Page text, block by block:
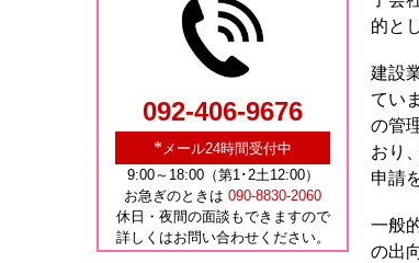
的と
建設
てい
の管
おり
申請
一般
の出
092-406-9676
* メール24時間受付中
9:00～18:00（第1･2土12:00）
お急ぎのときは 090-8830-2060
休日・夜間の面談もできますので
詳しくはお問い合わせください。